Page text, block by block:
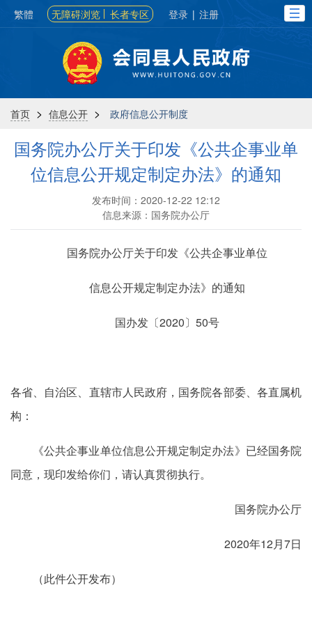
繁體 无障碍浏览 长者专区 登录 | 注册
首页 > 信息公开 > 政府信息公开制度
国务院办公厅关于印发《公共企事业单
位信息公开规定制定办法》的通知
发布时间：2020-12-22 12:12
信息来源：国务院办公厅
国务院办公厅关于印发《公共企事业单位
信息公开规定制定办法》的通知
国办发〔2020〕50号
各省、自治区、直辖市人民政府，国务院各部委、各直属机
构：
《公共企事业单位信息公开规定制定办法》已经国务院
同意，现印发给你们，请认真贯彻执行。
国务院办公厅
2020年12月7日
（此件公开发布）